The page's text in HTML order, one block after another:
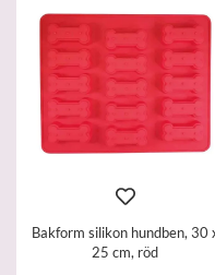
Bakform silikon hundben, 30
25 cm, röd